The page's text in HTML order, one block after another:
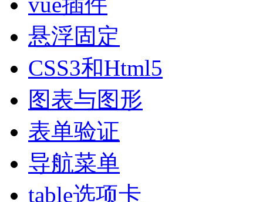
悬浮固定
CSS3和Html5
图表与图形
表单验证
导航菜单
table选项卡